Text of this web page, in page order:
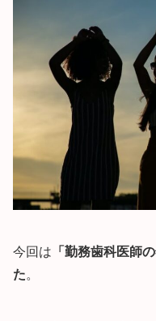
今回は 「勤務歯科医師
た。